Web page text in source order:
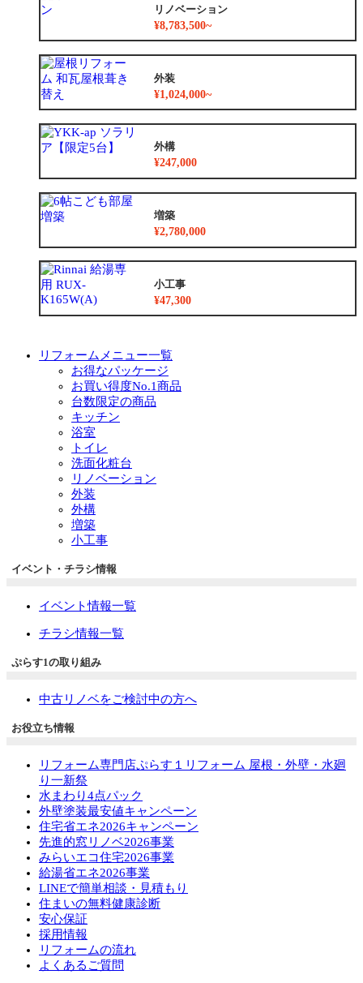
リノベーション
¥8,783,500~
外装
¥1,024,000~
外構
¥247,000
増築
¥2,780,000
小工事
¥47,300
リフォームメニュー一覧
お得なパッケージ
お買い得度No.1商品
台数限定の商品
キッチン
浴室
トイレ
洗面化粧台
リノベーション
外装
外構
増築
小工事
イベント・チラシ情報
イベント情報一覧
チラシ情報一覧
ぷらす1の取り組み
中古リノベをご検討中の方へ
お役立ち情報
リフォーム専門店ぷらす１リフォーム 屋根・外壁・水廻
り一新祭
水まわり4点パック
外壁塗装最安値キャンペーン
住宅省エネ2026キャンペーン
先進的窓リノベ2026事業
みらいエコ住宅2026事業
給湯省エネ2026事業
LINEで簡単相談・見積もり
住まいの無料健康診断
安心保証
採用情報
リフォームの流れ
よくあるご質問